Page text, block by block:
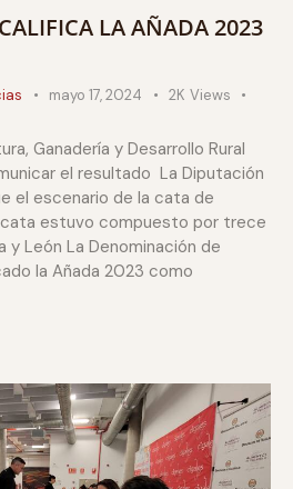
LA AÑADA 2023
mayo 17, 2024 2K Views
Ganadería y Desarrollo Rural
el resultado La Diputación
el escenario de la cata de
estuvo compuesto por trece
León La Denominación de
la Añada 2023 como